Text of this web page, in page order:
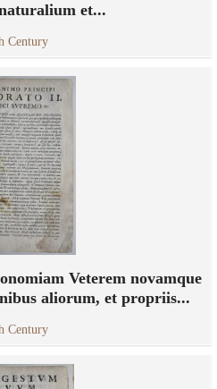
et...
Century
Veterem novamque
aliorum, et propriis...
Century